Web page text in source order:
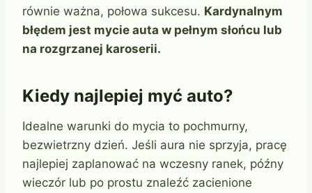
równie ważna, połowa sukcesu. Kardynalnym
błędem jest mycie auta w pełnym słońcu lub
na rozgrzanej karoserii.
Kiedy najlepiej myć auto?
Idealne warunki do mycia to pochmurny,
bezwietrzny dzień. Jeśli aura nie sprzyja, pracę
najlepiej zaplanować na wczesny ranek, późny
wieczór lub po prostu znaleźć zacienione